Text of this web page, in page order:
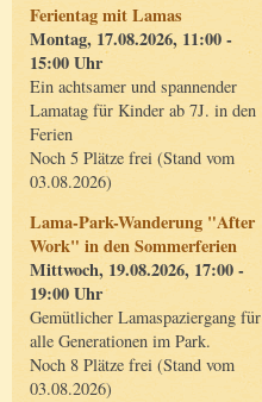
Ferientag mit Lamas
Montag, 17.08.2026, 11:00 -
15:00 Uhr
Ein achtsamer und spannender
Lamatag für Kinder ab 7J. in den
Ferien
Noch 5 Plätze frei (Stand vom
03.08.2026)
Lama-Park-Wanderung "After
Work" in den Sommerferien
Mittwoch, 19.08.2026, 17:00 -
19:00 Uhr
Gemütlicher Lamaspaziergang für
alle Generationen im Park.
Noch 8 Plätze frei (Stand vom
03.08.2026)